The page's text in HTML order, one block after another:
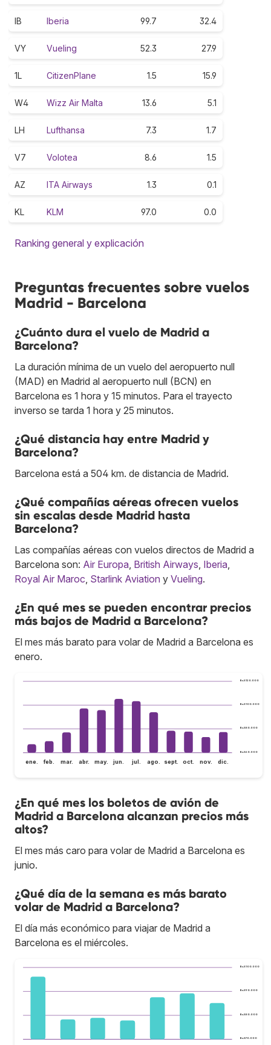
IB Iberia 99.7 32.4
VY Vueling 52.3 27.9
1L CitizenPlane 1.5 15.9
W4 Wizz Air Malta 13.6 5.1
LH Lufthansa 7.3 1.7
V7 Volotea 8.6 1.5
AZ ITA Airways 1.3 0.1
KL KLM 97.0 0.0
Ranking general y explicación
Preguntas frecuentes sobre vuelos
Madrid - Barcelona
¿Cuánto dura el vuelo de Madrid a
Barcelona?
La duración mínima de un vuelo del aeropuerto null
(MAD) en Madrid al aeropuerto null (BCN) en
Barcelona es 1 hora y 15 minutos. Para el trayecto
inverso se tarda 1 hora y 25 minutos.
¿Qué distancia hay entre Madrid y
Barcelona?
Barcelona está a 504 km. de distancia de Madrid.
¿Qué compañías aéreas ofrecen vuelos
sin escalas desde Madrid hasta
Barcelona?
Las compañías aéreas con vuelos directos de Madrid a
Barcelona son: Air Europa British Airways Iberia
Royal Air Maroc Starlink Aviation y Vueling.
¿En qué mes se pueden encontrar precios
más bajos de Madrid a Barcelona?
El mes más barato para volar de Madrid a Barcelona es
enero.
Bs.S60.000
Bs.S80.000
Bs.S100.000
Bs.S120.000
ene. feb. mar. abr. may. jun. jul. ago. sept. oct. nov. dic.
¿En qué mes los boletos de avión de
Madrid a Barcelona alcanzan precios más
altos?
El mes más caro para volar de Madrid a Barcelona es
junio.
¿Qué día de la semana es más barato
volar de Madrid a Barcelona?
El día más económico para viajar de Madrid a
Barcelona es el miércoles.
Bs.S70.000
Bs.S80.000
Bs.S90.000
Bs.S100.000